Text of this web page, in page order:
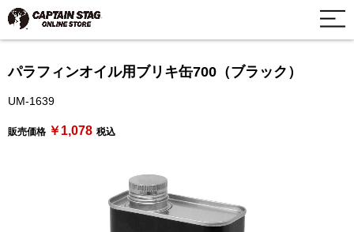
パラフィンオイル用ブリキ缶700（ブラック）
UM-1639
販売価格 ￥1,078 税込